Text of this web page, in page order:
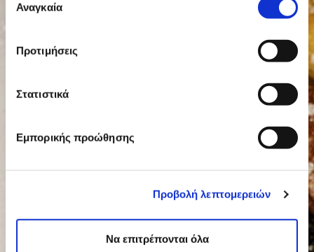
συγκατάθεσης
Αναγκαία
Προτιμήσεις
Στατιστικά
Εμπορικής προώθησης
Προβολή λεπτομερειών
Να επιτρέπονται όλα